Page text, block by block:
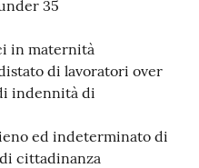
35
in maternità
di lavoratori over
indennità di
ed indeterminato di
cittadinanza